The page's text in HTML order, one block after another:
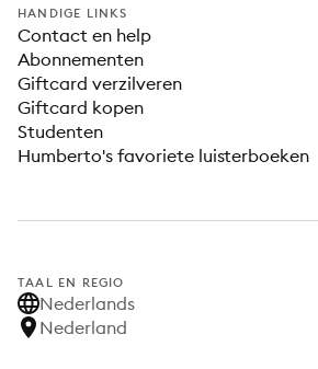
HANDIGE LINKS
Contact en help
Abonnementen
Giftcard verzilveren
Giftcard kopen
Studenten
Humberto's favoriete luisterboeken
TAAL EN REGIO
Nederlands
Nederland